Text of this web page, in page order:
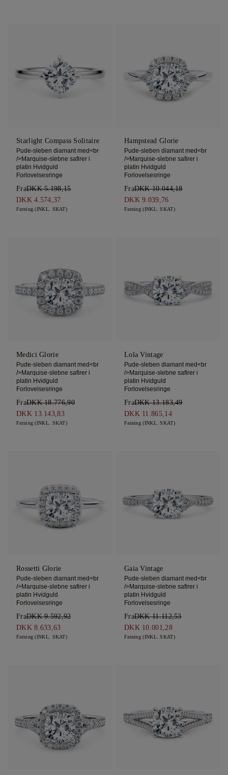
Starlight Compass Solitaire
Pude-sleben diamant med<br
/>Marquise-slebne safirer i
platin Hvidguld
Forlovelsesringe
FraDKK 5.198,15
DKK 4.574,37
Fatning (INKL. SKAT)
Hampstead Glorie
Pude-sleben diamant med<br
/>Marquise-slebne safirer i
platin Hvidguld
Forlovelsesringe
FraDKK 10.044,18
DKK 9.039,76
Fatning (INKL. SKAT)
Medici Glorie
Pude-sleben diamant med<br
/>Marquise-slebne safirer i
platin Hvidguld
Forlovelsesringe
FraDKK 18.776,90
DKK 13.143,83
Fatning (INKL. SKAT)
Lola Vintage
Pude-sleben diamant med<br
/>Marquise-slebne safirer i
platin Hvidguld
Forlovelsesringe
FraDKK 13.183,49
DKK 11.865,14
Fatning (INKL. SKAT)
Rossetti Glorie
Pude-sleben diamant med<br
/>Marquise-slebne safirer i
platin Hvidguld
Forlovelsesringe
FraDKK 9.592,92
DKK 8.633,63
Fatning (INKL. SKAT)
Gaia Vintage
Pude-sleben diamant med<br
/>Marquise-slebne safirer i
platin Hvidguld
Forlovelsesringe
FraDKK 11.112,53
DKK 10.001,28
Fatning (INKL. SKAT)